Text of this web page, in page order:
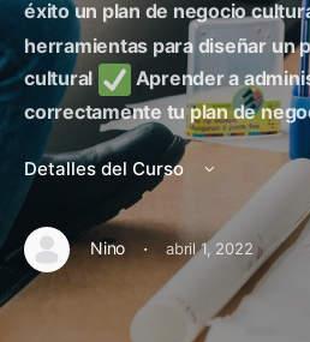
éxito un plan de negocio
herramientas para diseñar un
cultural
Aprender a
correctamente tu plan de
Detalles del Curso
Nino · abril 1, 2022